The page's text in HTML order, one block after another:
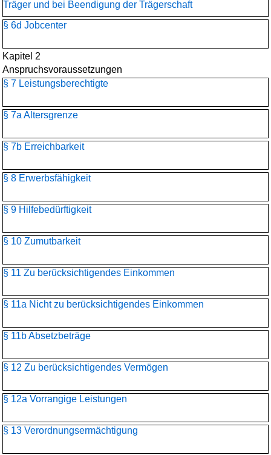
Träger und bei Beendigung der Trägerschaft
§ 6d Jobcenter
Kapitel 2
Anspruchsvoraussetzungen
§ 7 Leistungsberechtigte
§ 7a Altersgrenze
§ 7b Erreichbarkeit
§ 8 Erwerbsfähigkeit
§ 9 Hilfebedürftigkeit
§ 10 Zumutbarkeit
§ 11 Zu berücksichtigendes Einkommen
§ 11a Nicht zu berücksichtigendes Einkommen
§ 11b Absetzbeträge
§ 12 Zu berücksichtigendes Vermögen
§ 12a Vorrangige Leistungen
§ 13 Verordnungsermächtigung